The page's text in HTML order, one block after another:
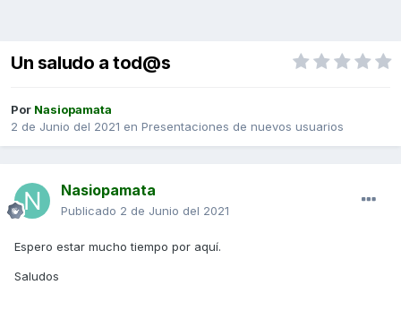
Un saludo a tod@s
Por Nasiopamata
2 de Junio del 2021 en Presentaciones de nuevos usuarios
Nasiopamata
Publicado 2 de Junio del 2021
Espero estar mucho tiempo por aquí.
Saludos